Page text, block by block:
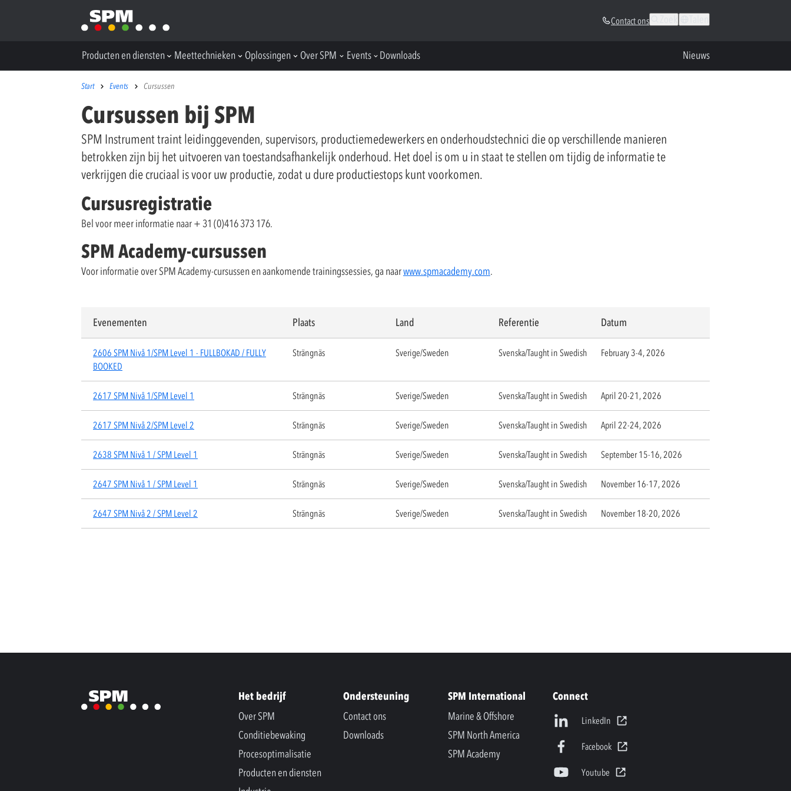
Contact ons
Producten en diensten Meettechnieken Oplossingen Over SPM Events Downloads Nieuws
Start Events Cursussen
Cursussen bij SPM
SPM Instrument traint leidinggevenden, supervisors, productiemedewerkers en onderhoudstechnici die op verschillende manieren
betrokken zijn bij het uitvoeren van toestandsafhankelijk onderhoud. Het doel is om u in staat te stellen om tijdig de informatie te
verkrijgen die cruciaal is voor uw productie, zodat u dure productiestops kunt voorkomen.
Cursusregistratie
Bel voor meer informatie naar + 31 (0)416 373 176.
SPM Academy-cursussen
Voor informatie over SPM Academy-cursussen en aankomende trainingssessies, ga naarwww.spmacademy.com.
Evenementen Plaats Land Referentie Datum
2606 SPM Nivå 1/SPM Level 1 - FULLBOKAD / FULLY
BOOKED
Strängnäs Sverige/Sweden Svenska/Taught in Swedish February 3-4, 2026
2617 SPM Nivå 1/SPM Level 1 Strängnäs Sverige/Sweden Svenska/Taught in Swedish April 20-21, 2026
2617 SPM Nivå 2/SPM Level 2 Strängnäs Sverige/Sweden Svenska/Taught in Swedish April 22-24, 2026
2638 SPM Nivå 1 / SPM Level 1 Strängnäs Sverige/Sweden Svenska/Taught in Swedish September 15-16, 2026
2647 SPM Nivå 1 / SPM Level 1 Strängnäs Sverige/Sweden Svenska/Taught in Swedish November 16-17, 2026
2647 SPM Nivå 2 / SPM Level 2 Strängnäs Sverige/Sweden Svenska/Taught in Swedish November 18-20, 2026
Het bedrijf
Over SPM
Conditiebewaking
Procesoptimalisatie
Producten en diensten
Ondersteuning
Contact ons
Downloads
SPM International
Marine & Offshore
SPM North America
SPM Academy
Connect
LinkedIn
Facebook
Youtube